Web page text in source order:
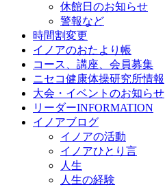
休館日のお知らせ
警報など
時間割変更
イノアのおたより帳
コース、講座、会員募集
ニセコ健康体操研究所情報
大会・イベントのお知らせ
リーダーINFORMATION
イノアブログ
イノアの活動
イノアひとり言
人生
人生の経験